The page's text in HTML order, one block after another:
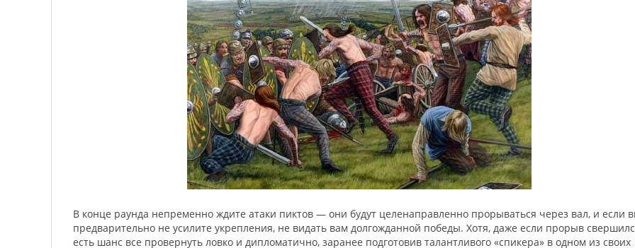
В конце раунда непременно ждите атаки пиктов — они будут целенаправленно прорываться через вал, и если
предварительно не усилите укрепления, не видать вам долгожданной победы. Хотя, даже если прорыв
есть шанс все провернуть ловко и дипломатично, заранее подготовив талантливого «спикера» в одном из своих